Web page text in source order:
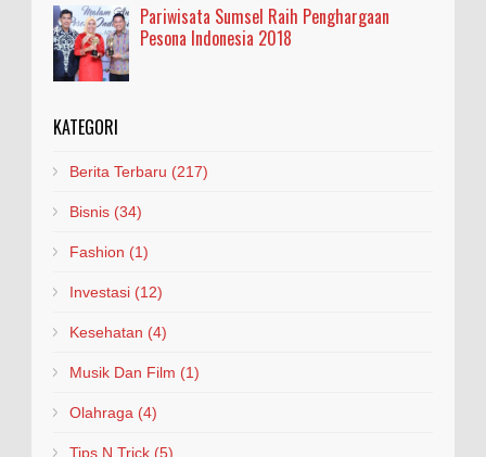
Pariwisata Sumsel Raih Penghargaan
Pesona Indonesia 2018
KATEGORI
Berita Terbaru (217)
Bisnis (34)
Fashion (1)
Investasi (12)
Kesehatan (4)
Musik Dan Film (1)
Olahraga (4)
Tips N Trick (5)